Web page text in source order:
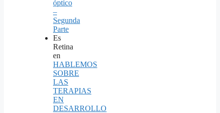
óptico
–
Segunda
Parte
Es
Retina
en
HABLEMOS
SOBRE
LAS
TERAPIAS
EN
DESARROLLO